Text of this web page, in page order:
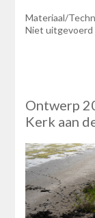
Materiaal/
Niet uitgevoerd
Ontwerp
Kerk aan